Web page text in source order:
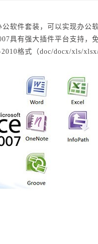
公软件套装，可以实现办公
具有强大插件平台支持，
2010格式（doc/